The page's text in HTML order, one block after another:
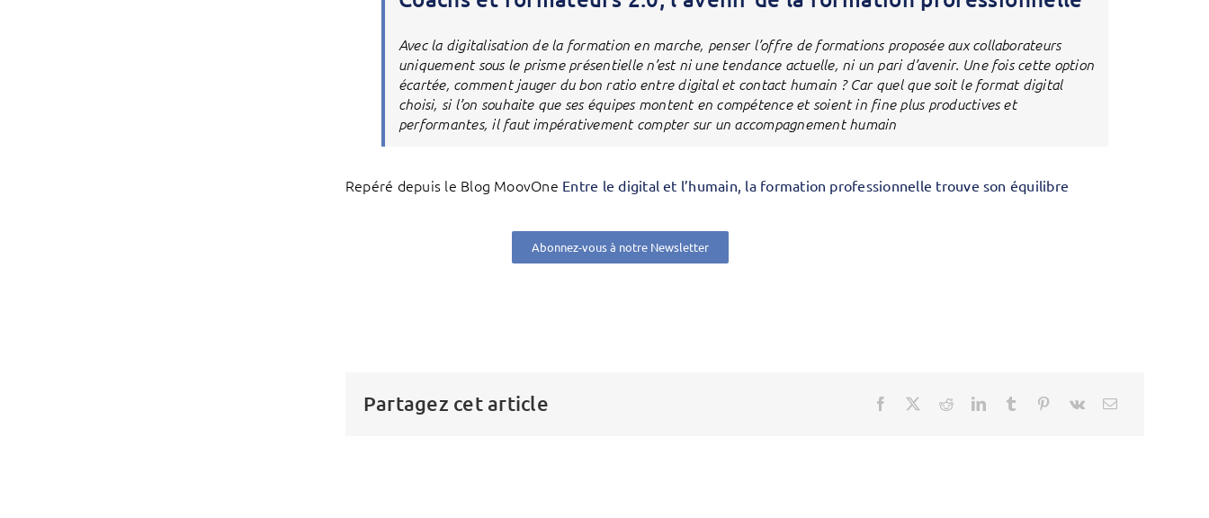
Avec la digitalisation de la formation en marche, penser l’offre de formations proposée aux collaborateurs
uniquement sous le prisme présentielle n’est ni une tendance actuelle, ni un pari d’avenir. Une fois cette option
écartée, comment jauger du bon ratio entre digital et contact humain ? Car quel que soit le format digital
choisi, si l’on souhaite que ses équipes montent en compétence et soient in fine plus productives et
performantes, il faut impérativement compter sur un accompagnement humain
Repéré depuis le Blog MoovOne Entre le digital et l’humain, la formation professionnelle trouve son équilibre
Abonnez-vous à notre Newsletter
Partagez cet article